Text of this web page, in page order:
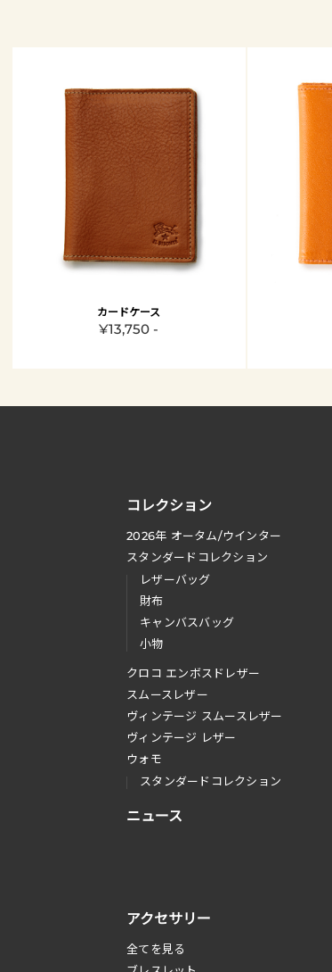
カードケース
¥13,750 -
コレクション
2026年 オータム/ウインター
スタンダードコレクション
レザーバッグ
財布
キャンバスバッグ
小物
クロコ エンボスドレザー
スムースレザー
ヴィンテージ スムースレザー
ヴィンテージ レザー
ウォモ
スタンダードコレクション
ニュース
アクセサリー
全てを見る